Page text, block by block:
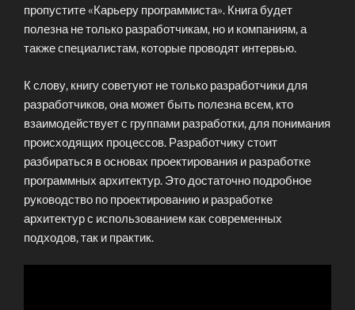
пропустите «Карьеру программиста». Книга будет
полезна не только разработчикам, но и компаниям, а
также специалистам, которые проводят интервью.
К слову, книгу советуют не только разработчики для
разработчиков, она может быть полезна всем, кто
взаимодействует с группами разработки, для понимания
происходящих процессов. Разработчику стоит
разбираться в основах проектирования и разработке
программных архитектур. Это достаточно подробное
руководство по проектированию и разработке
архитектур с использованием как современных
подходов, так и практик.